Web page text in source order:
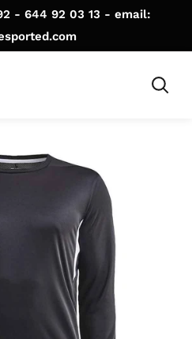
- 644 92 03 13 - email: